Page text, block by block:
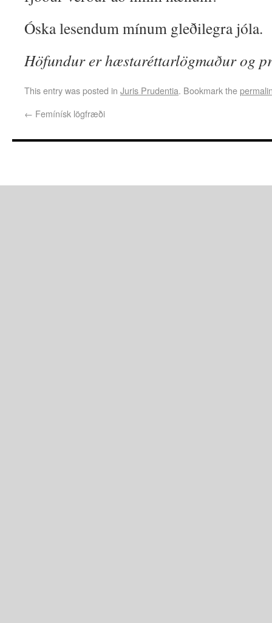
Óska lesendum mínum gleðilegra jóla.
Höfundur er hæstaréttarlögmaður og
This entry was posted in Juris Prudentia. Bookmark the
← Femínísk lögfræði